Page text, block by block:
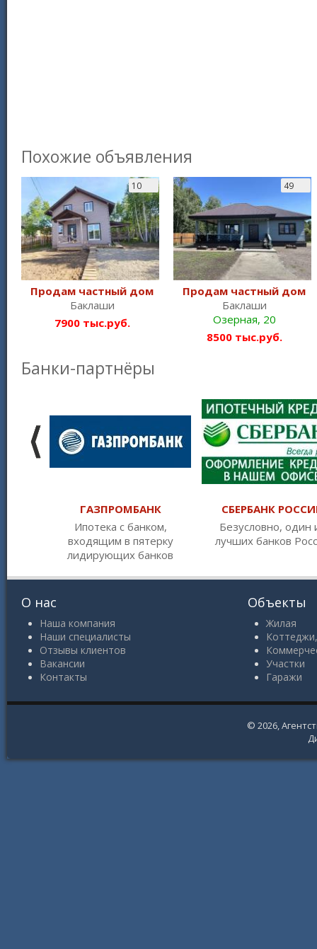
Похожие объявления
10
Продам частный дом
Баклаши
7900 тыс.руб.
49
Продам частный дом
Баклаши
Озерная, 20
8500 тыс.руб.
Банки-партнёры
ГАЗПРОМБАНК
Ипотека с банком,
входящим в пятерку
лидирующих банков
СБЕРБАНК
Безусловно, один
лучших банков
О нас
Наша компания
Наши специалисты
Отзывы клиентов
Вакансии
Контакты
Объекты
Жилая
Участки
Гаражи
© 2026,